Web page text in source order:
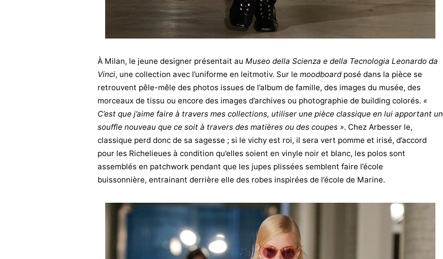
À Milan, le jeune designer présentait au Museo della Scienza e della Tecnologia Leonardo da
Vinci, une collection avec l’uniforme en leitmotiv. Sur le moodboard posé dans la pièce se
retrouvent pêle-mêle des photos issues de l’album de famille, des images du musée, des
morceaux de tissu ou encore des images d’archives ou photographie de building colorés. «
C’est que j’aime faire à travers mes collections, utiliser une pièce classique en lui apportant un
souffle nouveau que ce soit à travers des matières ou des coupes ». Chez Arbesser le,
classique perd donc de sa sagesse ; si le vichy est roi, il sera vert pomme et irisé, d’accord
pour les Richelieues à condition qu’elles soient en vinyle noir et blanc, les polos sont
assemblés en patchwork pendant que les jupes plissées semblent faire l’école
buissonnière, entrainant derrière elle des robes inspirées de l’école de Marine.